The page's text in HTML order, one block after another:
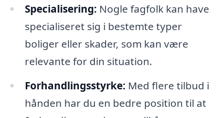
Specialisering: Nogle fagfolk kan have
specialiseret sig i bestemte typer
boliger eller skader, som kan være
relevante for din situation.
Forhandlingsstyrke: Med flere tilbud i
hånden har du en bedre position til at